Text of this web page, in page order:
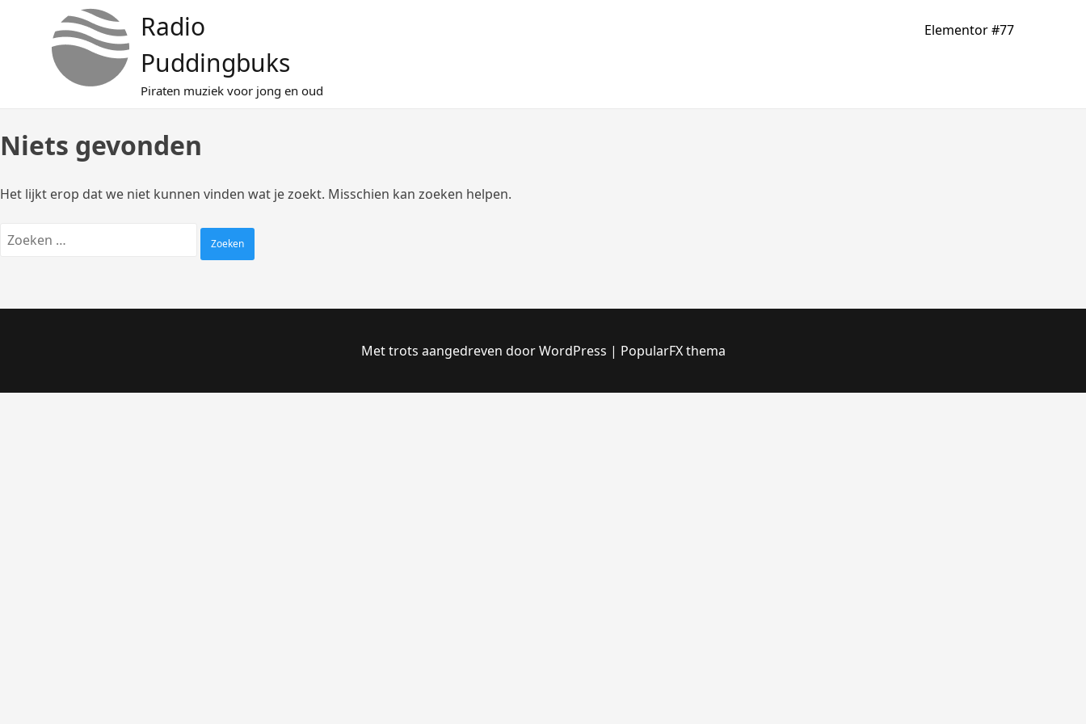
Radio
Puddingbuks
Piraten muziek voor jong en oud
Elementor #77
Niets gevonden
Het lijkt erop dat we niet kunnen vinden wat je zoekt. Misschien kan zoeken helpen.
Zoeken
Met trots aangedreven door WordPress | PopularFX thema